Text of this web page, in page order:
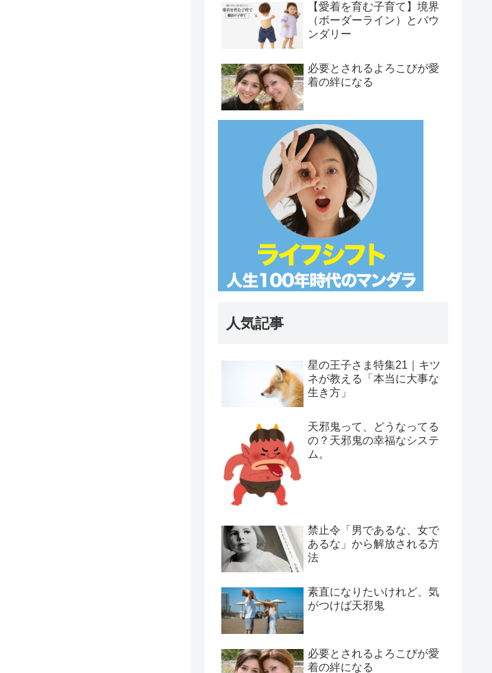
【愛着を育む子育て】境界
（ボーダーライン）とバウ
ンダリー
必要とされるよろこびが愛
着の絆になる
人気記事
星の王子さま特集21｜キツ
ネが教える「本当に大事な
生き方」
天邪鬼って、どうなってる
の？天邪鬼の幸福なシステ
ム。
禁止令「男であるな、女で
あるな」から解放される方
法
素直になりたいけれど、気
がつけば天邪鬼
必要とされるよろこびが愛
着の絆になる